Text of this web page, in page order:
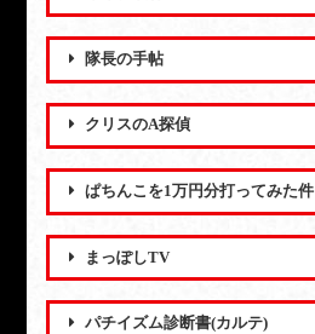
隊長の手帖
クリスのA探偵
ぱちんこを1万円分打ってみた件
まっぽしTV
パチイズム診断書(カルテ)